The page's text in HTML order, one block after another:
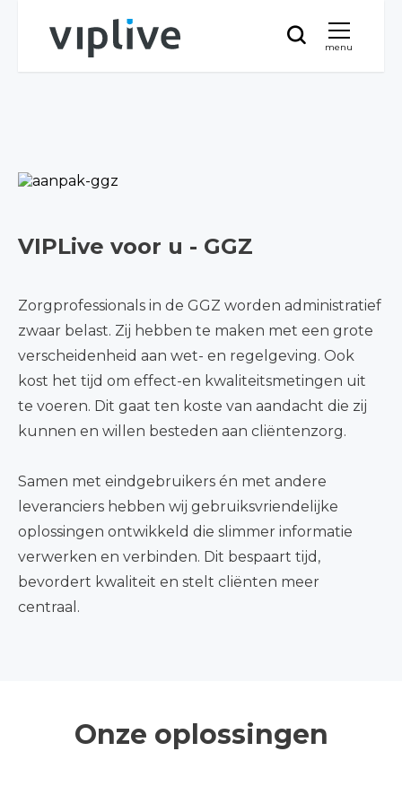
menu
VIPLive voor u - GGZ
Zorgprofessionals in de GGZ worden administratief
zwaar belast. Zij hebben te maken met een grote
verscheidenheid aan wet- en regelgeving. Ook
kost het tijd om effect-en kwaliteitsmetingen uit
te voeren. Dit gaat ten koste van aandacht die zij
kunnen en willen besteden aan cliëntenzorg.
Samen met eindgebruikers én met andere
leveranciers hebben wij gebruiksvriendelijke
oplossingen ontwikkeld die slimmer informatie
verwerken en verbinden. Dit bespaart tijd,
bevordert kwaliteit en stelt cliënten meer
centraal.
Onze oplossingen